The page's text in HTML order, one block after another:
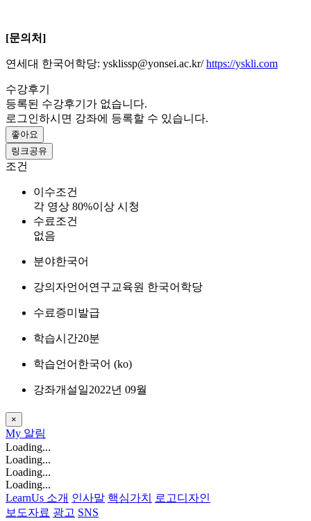
[문의처]
연세대 한국어학당: ysklissp@yonsei.ac.kr/https://yskli.com
수강후기
등록된 수강후기가 없습니다.
로그인하시면 강좌에 등록할 수 있습니다.
좋아요
링크공유
조건
이수조건
각 영상 80%이상 시청
수료조건
없음
분야한국어
강의자언어연구교육원 한국어학당
수료증미발급
학습시간20분
학습언어 한국어 ‎(ko)‎
강좌개설일2022년 09월
×
My 알림
Loading...
Loading...
Loading...
Loading...
LearnUs 소개 인사말 핵심가치
로고디자인
보도자료 광고 SNS